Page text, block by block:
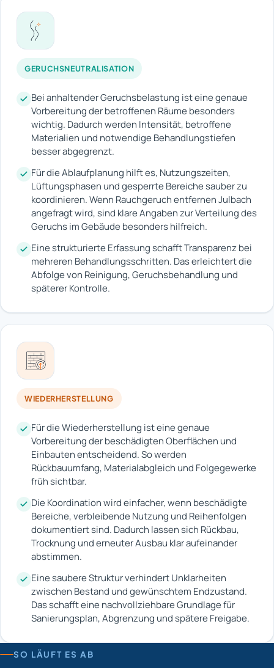
GERUCHSNEUTRALISATION
Bei anhaltender Geruchsbelastung ist eine genaue
Vorbereitung der betroffenen Räume besonders
wichtig. Dadurch werden Intensität, betroffene
Materialien und notwendige Behandlungstiefen
besser abgegrenzt.
Für die Ablaufplanung hilft es, Nutzungszeiten,
Lüftungsphasen und gesperrte Bereiche sauber zu
koordinieren. Wenn Rauchgeruch entfernen Julbach
angefragt wird, sind klare Angaben zur Verteilung des
Geruchs im Gebäude besonders hilfreich.
Eine strukturierte Erfassung schafft Transparenz bei
mehreren Behandlungsschritten. Das erleichtert die
Abfolge von Reinigung, Geruchsbehandlung und
späterer Kontrolle.
WIEDERHERSTELLUNG
Für die Wiederherstellung ist eine genaue
Vorbereitung der beschädigten Oberflächen und
Einbauten entscheidend. So werden
Rückbauumfang, Materialabgleich und Folgegewerke
früh sichtbar.
Die Koordination wird einfacher, wenn beschädigte
Bereiche, verbleibende Nutzung und Reihenfolgen
dokumentiert sind. Dadurch lassen sich Rückbau,
Trocknung und erneuter Ausbau klar aufeinander
abstimmen.
Eine saubere Struktur verhindert Unklarheiten
zwischen Bestand und gewünschtem Endzustand.
Das schafft eine nachvollziehbare Grundlage für
Sanierungsplan, Abgrenzung und spätere Freigabe.
SO LÄUFT ES AB